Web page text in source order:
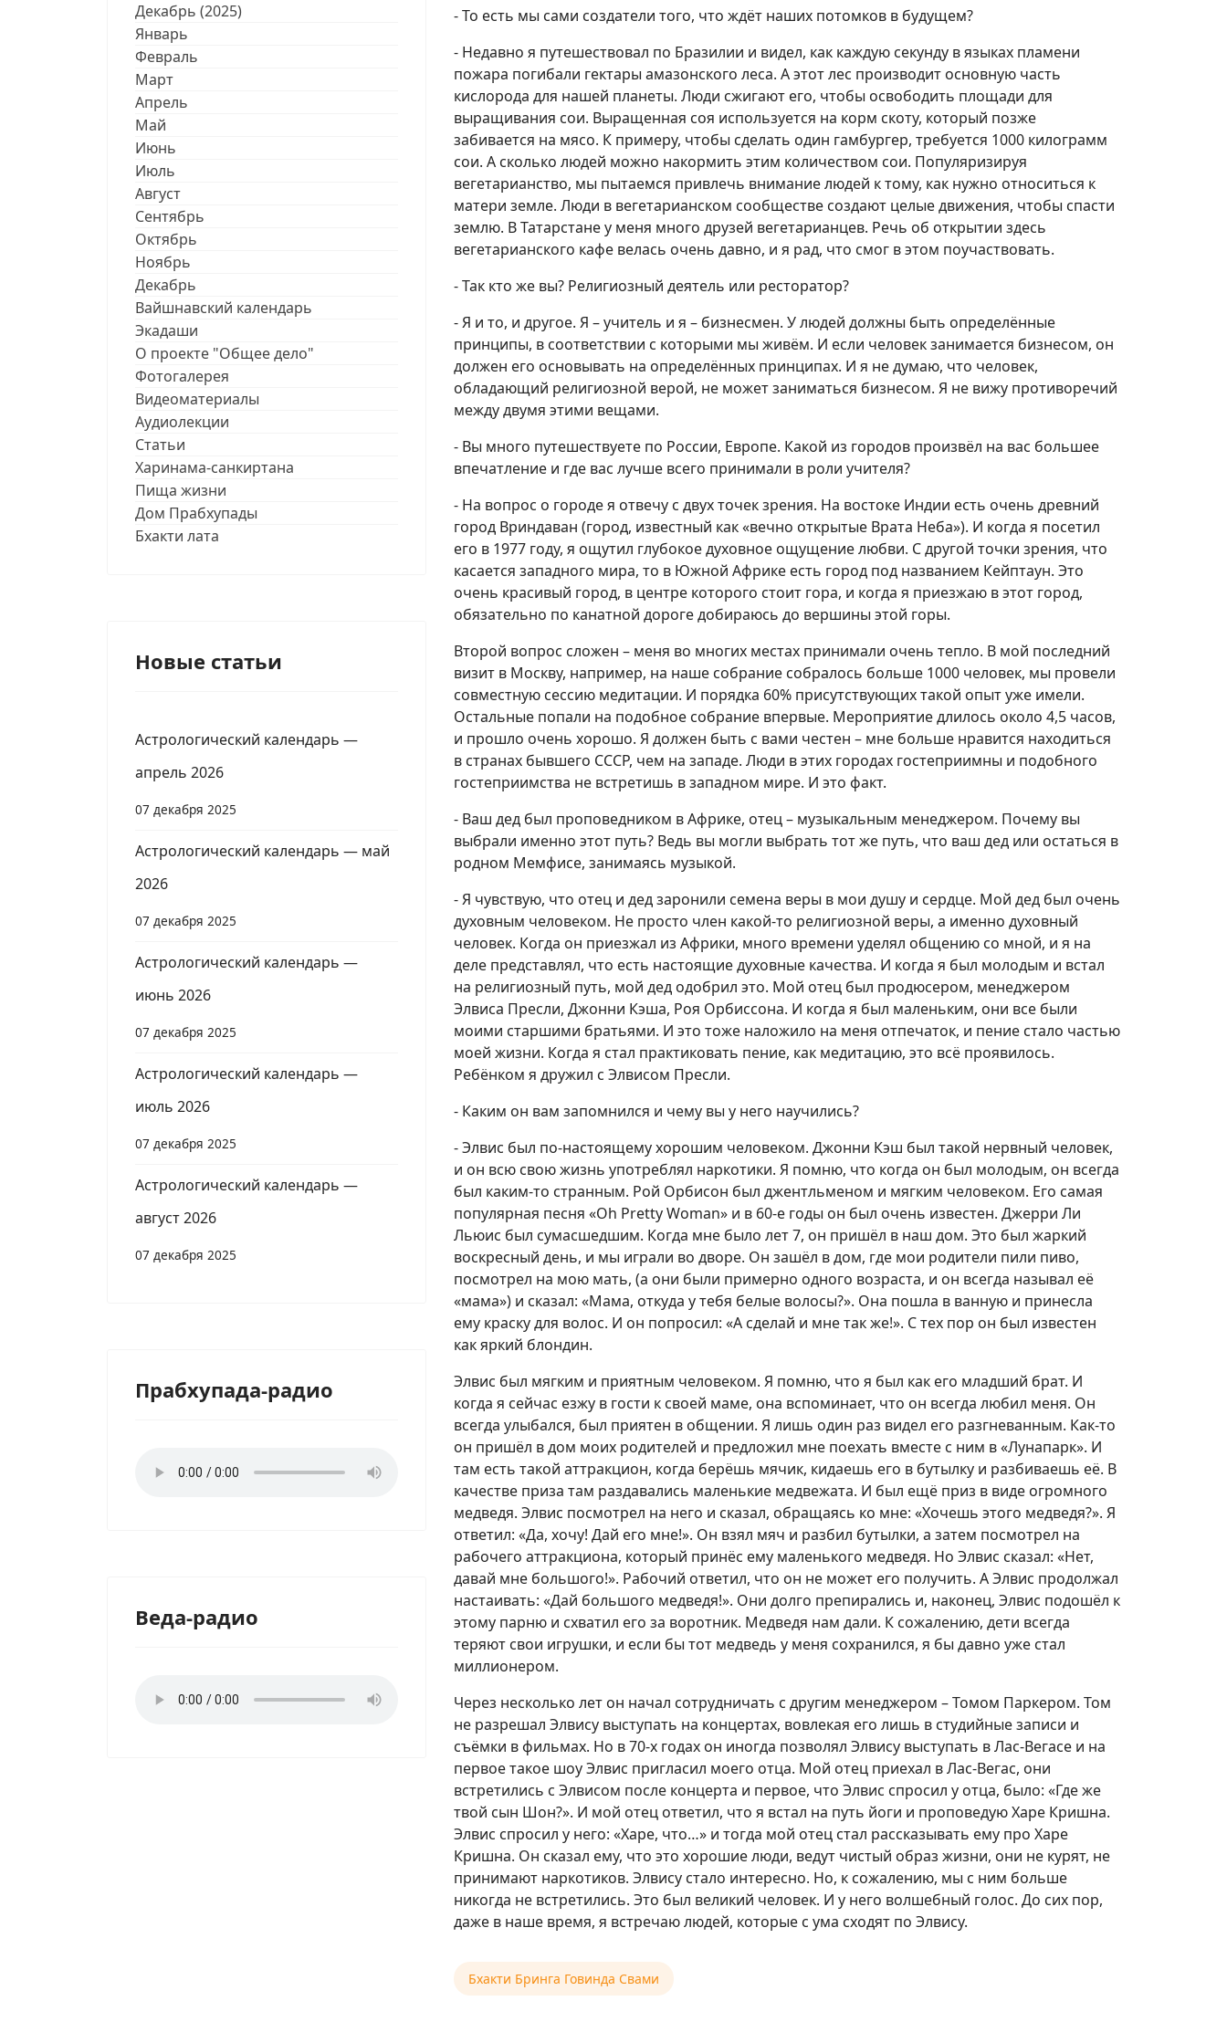
Декабрь (2025)
Январь
Февраль
Март
Апрель
Май
Июнь
Июль
Август
Сентябрь
Октябрь
Ноябрь
Декабрь
Вайшнавский календарь
Экадаши
О проекте "Общее дело"
Фотогалерея
Видеоматериалы
Аудиолекции
Статьи
Харинама-санкиртана
Пища жизни
Дом Прабхупады
Бхакти лата
Новые статьи
Астрологический календарь —
апрель 2026
07 декабря 2025
Астрологический календарь — май
2026
07 декабря 2025
Астрологический календарь —
июнь 2026
07 декабря 2025
Астрологический календарь —
июль 2026
07 декабря 2025
Астрологический календарь —
август 2026
07 декабря 2025
Прабхупада-радио
Веда-радио
- То есть мы сами создатели того, что ждёт наших потомков в будущем?
- Недавно я путешествовал по Бразилии и видел, как каждую секунду в языках пламени
пожара погибали гектары амазонского леса. А этот лес производит основную часть
кислорода для нашей планеты. Люди сжигают его, чтобы освободить площади для
выращивания сои. Выращенная соя используется на корм скоту, который позже
забивается на мясо. К примеру, чтобы сделать один гамбургер, требуется 1000 килограмм
сои. А сколько людей можно накормить этим количеством сои. Популяризируя
вегетарианство, мы пытаемся привлечь внимание людей к тому, как нужно относиться к
матери земле. Люди в вегетарианском сообществе создают целые движения, чтобы спасти
землю. В Татарстане у меня много друзей вегетарианцев. Речь об открытии здесь
вегетарианского кафе велась очень давно, и я рад, что смог в этом поучаствовать.
- Так кто же вы? Религиозный деятель или ресторатор?
- Я и то, и другое. Я – учитель и я – бизнесмен. У людей должны быть определённые
принципы, в соответствии с которыми мы живём. И если человек занимается бизнесом, он
должен его основывать на определённых принципах. И я не думаю, что человек,
обладающий религиозной верой, не может заниматься бизнесом. Я не вижу противоречий
между двумя этими вещами.
- Вы много путешествуете по России, Европе. Какой из городов произвёл на вас большее
впечатление и где вас лучше всего принимали в роли учителя?
- На вопрос о городе я отвечу с двух точек зрения. На востоке Индии есть очень древний
город Вриндаван (город, известный как «вечно открытые Врата Неба»). И когда я посетил
его в 1977 году, я ощутил глубокое духовное ощущение любви. С другой точки зрения, что
касается западного мира, то в Южной Африке есть город под названием Кейптаун. Это
очень красивый город, в центре которого стоит гора, и когда я приезжаю в этот город,
обязательно по канатной дороге добираюсь до вершины этой горы.
Второй вопрос сложен – меня во многих местах принимали очень тепло. В мой последний
визит в Москву, например, на наше собрание собралось больше 1000 человек, мы провели
совместную сессию медитации. И порядка 60% присутствующих такой опыт уже имели.
Остальные попали на подобное собрание впервые. Мероприятие длилось около 4,5 часов,
и прошло очень хорошо. Я должен быть с вами честен – мне больше нравится находиться
в странах бывшего СССР, чем на западе. Люди в этих городах гостеприимны и подобного
гостеприимства не встретишь в западном мире. И это факт.
- Ваш дед был проповедником в Африке, отец – музыкальным менеджером. Почему вы
выбрали именно этот путь? Ведь вы могли выбрать тот же путь, что ваш дед или остаться в
родном Мемфисе, занимаясь музыкой.
- Я чувствую, что отец и дед заронили семена веры в мои душу и сердце. Мой дед был очень
духовным человеком. Не просто член какой-то религиозной веры, а именно духовный
человек. Когда он приезжал из Африки, много времени уделял общению со мной, и я на
деле представлял, что есть настоящие духовные качества. И когда я был молодым и встал
на религиозный путь, мой дед одобрил это. Мой отец был продюсером, менеджером
Элвиса Пресли, Джонни Кэша, Роя Орбиссона. И когда я был маленьким, они все были
моими старшими братьями. И это тоже наложило на меня отпечаток, и пение стало частью
моей жизни. Когда я стал практиковать пение, как медитацию, это всё проявилось.
Ребёнком я дружил с Элвисом Пресли.
- Каким он вам запомнился и чему вы у него научились?
- Элвис был по-настоящему хорошим человеком. Джонни Кэш был такой нервный человек,
и он всю свою жизнь употреблял наркотики. Я помню, что когда он был молодым, он всегда
был каким-то странным. Рой Орбисон был джентльменом и мягким человеком. Его самая
популярная песня «Oh Pretty Woman» и в 60-е годы он был очень известен. Джерри Ли
Льюис был сумасшедшим. Когда мне было лет 7, он пришёл в наш дом. Это был жаркий
воскресный день, и мы играли во дворе. Он зашёл в дом, где мои родители пили пиво,
посмотрел на мою мать, (а они были примерно одного возраста, и он всегда называл её
«мама») и сказал: «Мама, откуда у тебя белые волосы?». Она пошла в ванную и принесла
ему краску для волос. И он попросил: «А сделай и мне так же!». С тех пор он был известен
как яркий блондин.
Элвис был мягким и приятным человеком. Я помню, что я был как его младший брат. И
когда я сейчас езжу в гости к своей маме, она вспоминает, что он всегда любил меня. Он
всегда улыбался, был приятен в общении. Я лишь один раз видел его разгневанным. Как-то
он пришёл в дом моих родителей и предложил мне поехать вместе с ним в «Лунапарк». И
там есть такой аттракцион, когда берёшь мячик, кидаешь его в бутылку и разбиваешь её. В
качестве приза там раздавались маленькие медвежата. И был ещё приз в виде огромного
медведя. Элвис посмотрел на него и сказал, обращаясь ко мне: «Хочешь этого медведя?». Я
ответил: «Да, хочу! Дай его мне!». Он взял мяч и разбил бутылки, а затем посмотрел на
рабочего аттракциона, который принёс ему маленького медведя. Но Элвис сказал: «Нет,
давай мне большого!». Рабочий ответил, что он не может его получить. А Элвис продолжал
настаивать: «Дай большого медведя!». Они долго препирались и, наконец, Элвис подошёл к
этому парню и схватил его за воротник. Медведя нам дали. К сожалению, дети всегда
теряют свои игрушки, и если бы тот медведь у меня сохранился, я бы давно уже стал
миллионером.
Через несколько лет он начал сотрудничать с другим менеджером – Томом Паркером. Том
не разрешал Элвису выступать на концертах, вовлекая его лишь в студийные записи и
съёмки в фильмах. Но в 70-х годах он иногда позволял Элвису выступать в Лас-Вегасе и на
первое такое шоу Элвис пригласил моего отца. Мой отец приехал в Лас-Вегас, они
встретились с Элвисом после концерта и первое, что Элвис спросил у отца, было: «Где же
твой сын Шон?». И мой отец ответил, что я встал на путь йоги и проповедую Харе Кришна.
Элвис спросил у него: «Харе, что…» и тогда мой отец стал рассказывать ему про Харе
Кришна. Он сказал ему, что это хорошие люди, ведут чистый образ жизни, они не курят, не
принимают наркотиков. Элвису стало интересно. Но, к сожалению, мы с ним больше
никогда не встретились. Это был великий человек. И у него волшебный голос. До сих пор,
даже в наше время, я встречаю людей, которые с ума сходят по Элвису.
Бхакти Бринга Говинда Свами